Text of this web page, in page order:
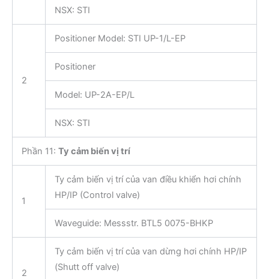
NSX: STI
2
Positioner Model: STI UP-1/L-EP
Positioner
Model: UP-2A-EP/L
NSX: STI
Phần 11: Ty cảm biến vị trí
1
Ty cảm biến vị trí của van điều khiển hơi chính
HP/IP (Control valve)
Waveguide: Messstr. BTL5 0075-BHKP
2
Ty cảm biến vị trí của van dừng hơi chính HP/IP
(Shutt off valve)